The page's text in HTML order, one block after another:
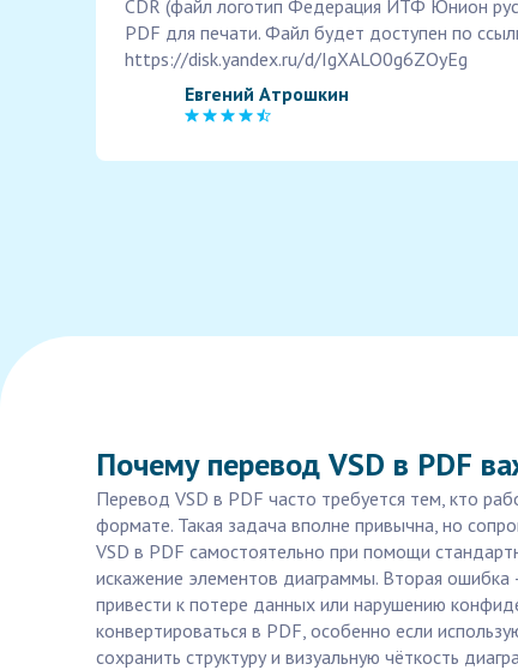
CDR (файл логотип Федерация ИТФ Юнион
PDF для печати. Файл будет доступен по
https://disk.yandex.ru/d/IgXALO0g6ZOyEg
Евгений Атрошкин
Почему перевод VSD в PDF
Перевод VSD в PDF часто требуется тем, кто
формате. Такая задача вполне привычна, но
VSD в PDF самостоятельно при помощи
искажение элементов диаграммы. Вторая ошибка
привести к потере данных или нарушению
конвертироваться в PDF, особенно если
сохранить структуру и визуальную чёткость